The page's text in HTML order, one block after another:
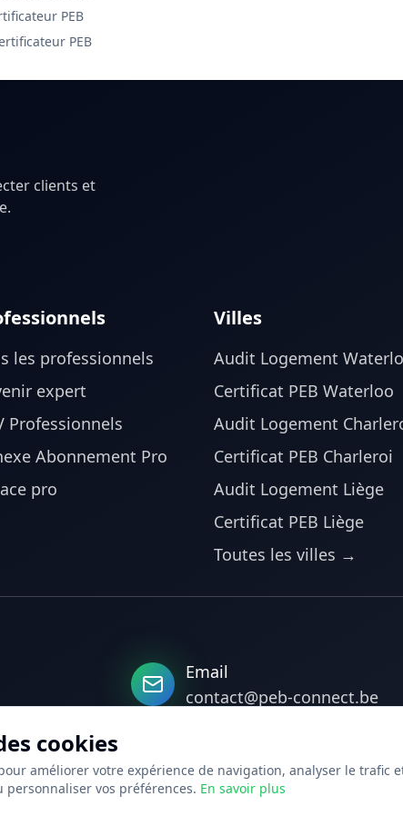
cookies
améliorer votre expérience de navigation, analyser le trafic
personnaliser vos préférences. En savoir plus
PEB
PEB
clients et
les professionnels
expert
Professionnels
Abonnement Pro
pro
Villes
Audit Logement
Certificat PEB Waterloo
Audit Logement
Certificat PEB Charleroi
Audit Logement Liège
Certificat PEB Liège
Toutes les villes →
Email
contact@peb-connect.be